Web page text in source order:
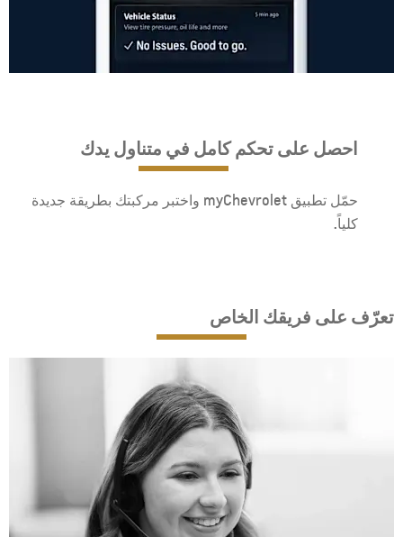
احصل على تحكم كامل في متناول يدك
حمّل تطبيق myChevrolet واختبر مركبتك بطريقة جديدة
كلياً.
تعرّف على فريقك الخاص